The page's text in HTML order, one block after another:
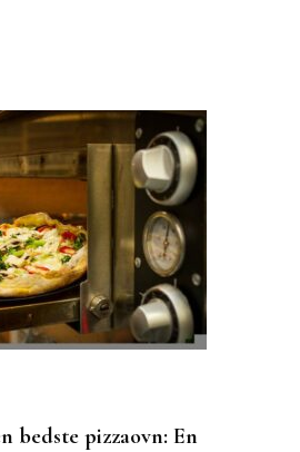
bedste pizzaovn: En